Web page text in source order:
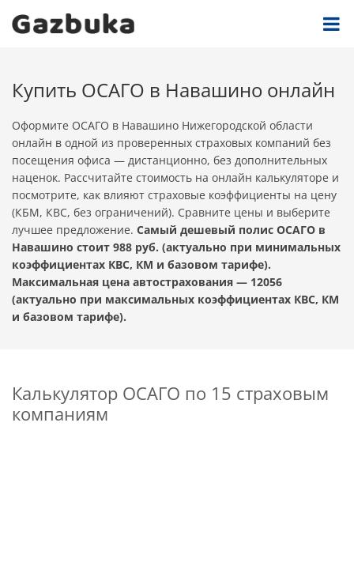
Купить ОСАГО в Навашино онлайн
Оформите ОСАГО в Навашино Нижегородской области
онлайн в одной из проверенных страховых компаний без
посещения офиса — дистанционно, без дополнительных
наценок. Рассчитайте стоимость на онлайн калькуляторе и
посмотрите, как влияют страховые коэффициенты на цену
(КБМ, КВС, без ограничений). Сравните цены и выберите
лучшее предложение. Самый дешевый полис ОСАГО в
Навашино стоит 988 руб. (актуально при минимальных
коэффициентах КВС, КМ и базовом тарифе).
Максимальная цена автострахования — 12056
(актуально при максимальных коэффициентах КВС, КМ
и базовом тарифе).
Калькулятор ОСАГО по 15 страховым
компаниям